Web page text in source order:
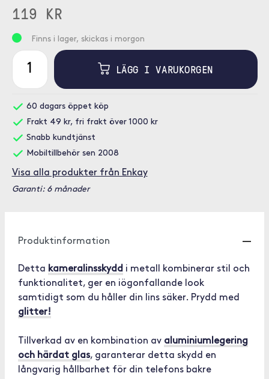
119 KR
Finns i lager, skickas i morgon
LÄGG I VARUKORGEN
60 dagars öppet köp
Frakt 49 kr, fri frakt över 1000 kr
Snabb kundtjänst
Mobiltillbehör sen 2008
Visa alla produkter från Enkay
Garanti: 6 månader
Produktinformation
Detta kameralinsskydd i metall kombinerar stil och
funktionalitet, ger en iögonfallande look
samtidigt som du håller din lins säker. Prydd med
glitter!
Tillverkad av en kombination av aluminiumlegering
och härdat glas, garanterar detta skydd en
långvarig hållbarhet för din telefons bakre